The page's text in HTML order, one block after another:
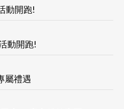
動開跑!
動開跑!
屬禮遇